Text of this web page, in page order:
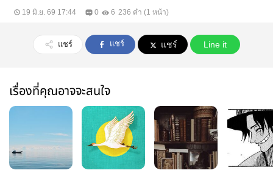
19 มิ.ย. 69 17:44 0 6 236 คำ (1 หน้า)
แชร์ แชร์ แชร์ Line it
เรื่องที่คุณอาจจะสนใจ